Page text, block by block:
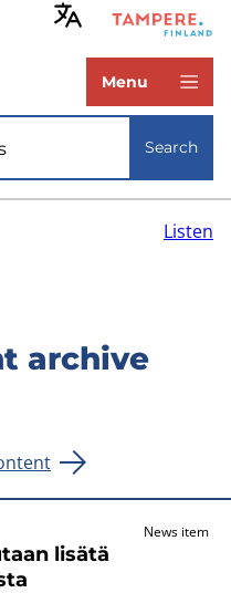
Menu
Search
Listen
archive
News item
lisätä